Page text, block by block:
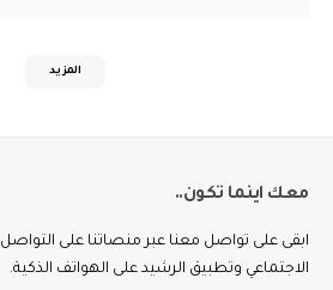
المزيد
معك اينما تكون..
ابقى على تواصل معنا عبر منصاتنا على التواصل
الاجتماعي وتطبيق الرشيد على الهواتف الذكية.